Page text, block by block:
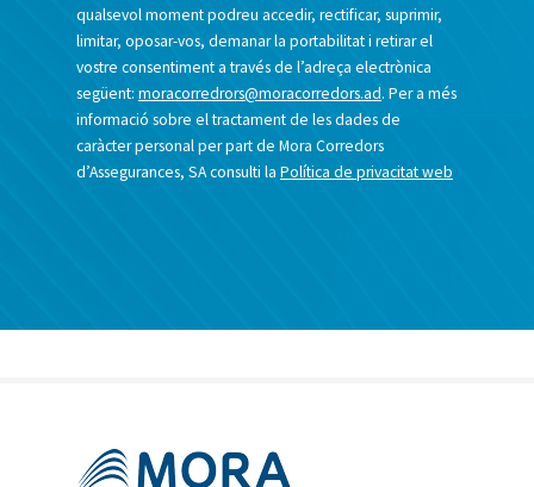
qualsevol moment podreu accedir, rectificar, suprimir,
limitar, oposar-vos, demanar la portabilitat i retirar el
vostre consentiment a través de l’adreça electrònica
següent: moracorredrors@moracorredors.ad. Per a més
informació sobre el tractament de les dades de
caràcter personal per part de Mora Corredors
d’Assegurances, SA consulti la Política de privacitat web